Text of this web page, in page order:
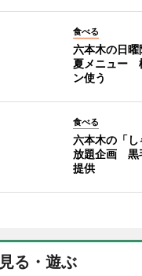
食べる
六本木の日
夏メニュー
ン使う
食べる
六本木の「
放題企画 黒
提供
見る・遊ぶ